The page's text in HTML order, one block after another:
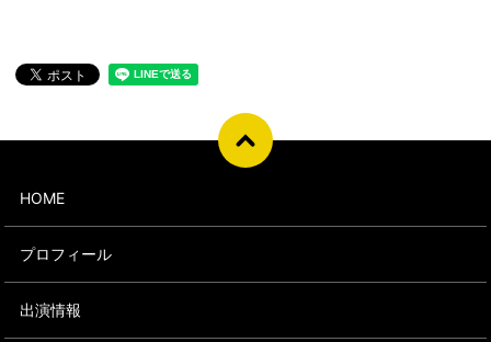
HOME
プロフィール
出演情報